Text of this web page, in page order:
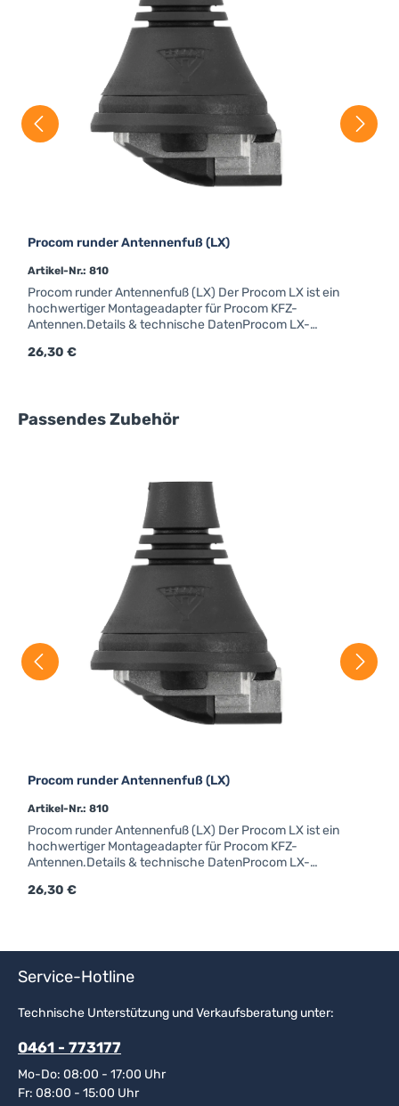
Procom runder Antennenfuß (LX)
Artikel-Nr.: 810
Procom runder Antennenfuß (LX) Der Procom LX ist ein
hochwertiger Montageadapter für Procom KFZ-
Antennen.Details & technische DatenProcom LX-
mit Kennzeichen "LX"
Regulärer Preis:
26,30 €
Produktgalerie überspringen
Passendes Zubehör
Procom runder Antennenfuß (LX)
Artikel-Nr.: 810
Procom runder Antennenfuß (LX) Der Procom LX ist ein
hochwertiger Montageadapter für Procom KFZ-
Antennen.Details & technische DatenProcom LX-
mit Kennzeichen "LX"
Regulärer Preis:
26,30 €
Service-Hotline
Technische Unterstützung und Verkaufsberatung unter:
0461 - 773177
Mo-Do: 08:00 - 17:00 Uhr
Fr: 08:00 - 15:00 Uhr